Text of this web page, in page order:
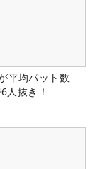
平均パット数
人抜き！